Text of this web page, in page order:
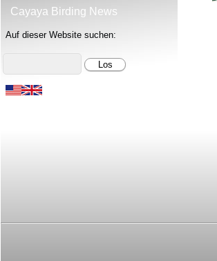
Cayaya Birding News
Auf dieser Website suchen: